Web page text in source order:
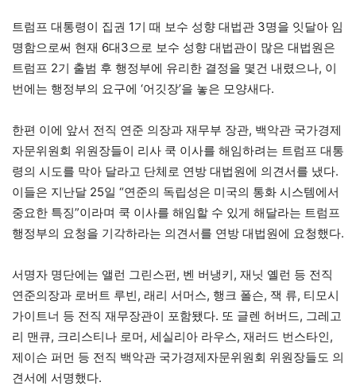
트럼프 대통령이 집권 1기 때 보수 성향 대법관 3명을 잇달아 임
명함으로써 현재 6대3으로 보수 성향 대법관이 많은 대법원은
트럼프 2기 출범 후 행정부에 유리한 결정을 몇건 내렸으나, 이
번에는 행정부의 요구에 ‘어깃장’을 놓은 모양새다.
한편 이에 앞서 전직 연준 의장과 재무부 장관, 백악관 국가경제
자문위원회 위원장들이 리사 쿡 이사를 해임하려는 트럼프 대통
령의 시도를 막아 달라고 단체로 연방 대법원에 의견서를 냈다.
이들은 지난달 25일 “연준의 독립성은 미국의 통화 시스템에서
중요한 특징”이라며 쿡 이사를 해임할 수 있게 해달라는 트럼프
행정부의 요청을 기각하라는 의견서를 연방 대법원에 요청했다.
서명자 명단에는 앨런 그린스펀, 벤 버냉키, 재닛 옐런 등 전직
연준의장과 로버트 루빈, 래리 서머스, 행크 폴슨, 잭 류, 티모시
가이트너 등 전직 재무장관이 포함됐다. 또 글렌 허버드, 그레고
리 맨큐, 크리스티나 로머, 세실리아 라우스, 재러드 번스타인,
제이슨 퍼먼 등 전직 백악관 국가경제자문위원회 위원장들도 의
견서에 서명했다.